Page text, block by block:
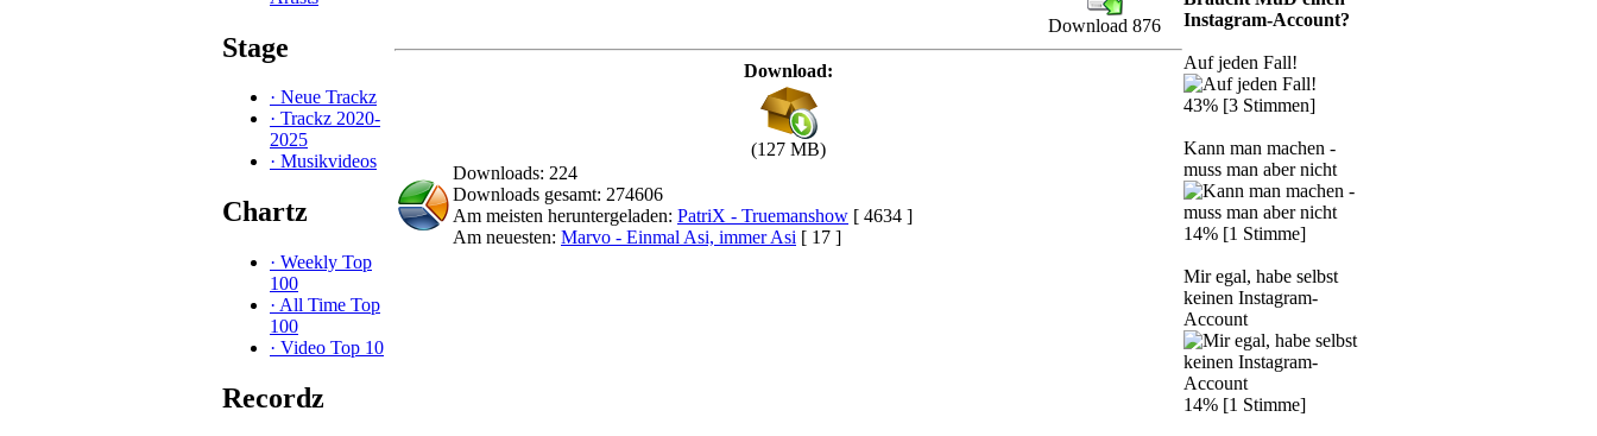
Stage
· Neue Trackz
· Trackz 2020-
2025
· Musikvideos
Chartz
· Weekly Top
100
· All Time Top
100
· Video Top 10
Recordz
Download 876
Download:
(127 MB)
Downloads: 224
Downloads gesamt: 274606
Am meisten heruntergeladen: PatriX - Truemanshow [ 4634 ]
Am neuesten: Marvo - Einmal Asi, immer Asi [ 17 ]
Instagram-Account?
Auf jeden Fall!
43% [3 Stimmen]
Kann man machen -
muss man aber nicht
14% [1 Stimme]
Mir egal, habe selbst
keinen Instagram-
Account
14% [1 Stimme]